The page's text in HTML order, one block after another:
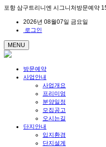
포항 삼구트리니엔 시그니처방문예약
2026년 08월07일 금요일
로그인
MENU
방문예약
사업안내
사업개요
프리미엄
분양일정
모집공고
오시는길
단지안내
입지환경
단지설계